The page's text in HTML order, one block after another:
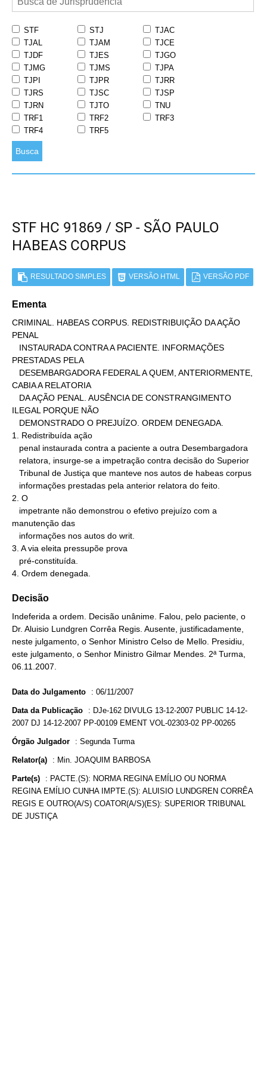
STF STJ
TJAC
TJAL
TJAM
TJCE
TJDF
TJES
TJGO
TJMG
TJMS
TJPA
TJPI
TJPR
TJRR
TJRS
TJSC
TJSP
TJRN
TJTO
TNU
TRF1
TRF2
TRF3
TRF4
TRF5
Busca
STF HC 91869 / SP - SÃO PAULO
HABEAS CORPUS
RESULTADO SIMPLES VERSÃO HTML VERSÃO PDF
Ementa
CRIMINAL. HABEAS CORPUS. REDISTRIBUIÇÃO DA AÇÃO
PENAL
PRESTADAS PELA
CABIA A RELATORIA
ILEGAL PORQUE NÃO
1. Redistribuída ação
2. O
manutenção das
3. A via eleita pressupõe prova
4. Ordem denegada.
Decisão
Indeferida a ordem. Decisão unânime. Falou, pelo paciente, o
Dr. Aluisio Lundgren Corrêa Regis. Ausente, justificadamente,
neste julgamento, o Senhor Ministro Celso de Mello. Presidiu,
este julgamento, o Senhor Ministro Gilmar Mendes. 2ª Turma,
06.11.2007.
Data do Julgamento : 06/11/2007
Data da Publicação : DJe-162 DIVULG 13-12-2007 PUBLIC 14-12-
2007 DJ 14-12-2007 PP-00109 EMENT VOL-02303-02 PP-00265
Órgão Julgador : Segunda Turma
Relator(a) : Min. JOAQUIM BARBOSA
Parte(s) : PACTE.(S): NORMA REGINA EMÍLIO OU NORMA
REGINA EMÍLIO CUNHA IMPTE.(S): ALUISIO LUNDGREN CORRÊA
REGIS E OUTRO(A/S) COATOR(A/S)(ES): SUPERIOR TRIBUNAL
DE JUSTIÇA